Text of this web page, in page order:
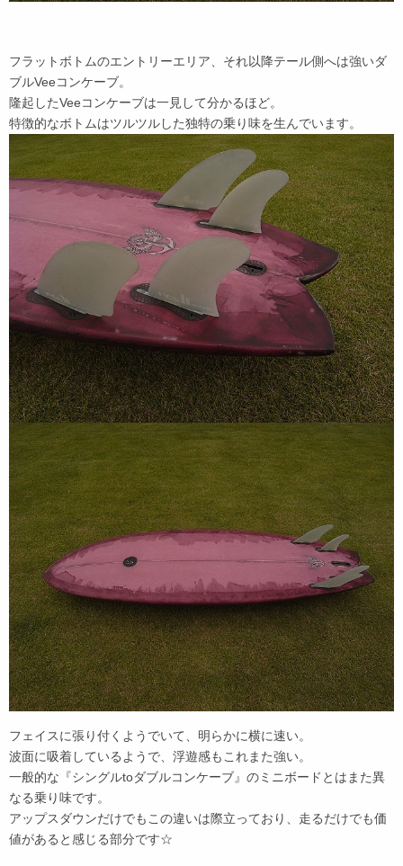
フラットボトムのエントリーエリア、それ以降テール側へは強いダ
ブルVeeコンケーブ。
隆起したVeeコンケーブは一見して分かるほど。
特徴的なボトムはツルツルした独特の乗り味を生んでいます。
フェイスに張り付くようでいて、明らかに横に速い。
波面に吸着しているようで、浮遊感もこれまた強い。
一般的な『シングルtoダブルコンケーブ』のミニボードとはまた異
なる乗り味です。
アップスダウンだけでもこの違いは際立っており、走るだけでも価
値があると感じる部分です☆